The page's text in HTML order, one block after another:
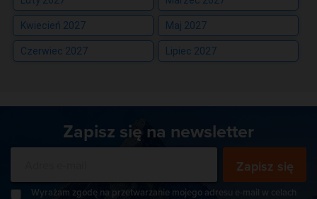
Kwiecień 2027 Maj 2027
Czerwiec 2027 Lipiec 2027
Zapisz się na newsletter
Zapisz się
Wyrażam zgodę na przetwarzanie mojego adresu e-mail w celach